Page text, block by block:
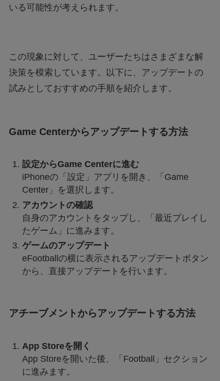
いる可能性が考えられます。
この現象に対して、ユーザーたちはさまざまな解
決策を模索しています。以下に、アップデートの
試みとしておすすめの手順を紹介します。
Game Centerからアップデートする方法
設定からGame Centerに進む
iPhoneの「設定」アプリを開き、「Game
Center」を選択します。
アカウントの確認
自身のアカウントをタップし、「最近プレイし
たゲーム」に進みます。
ゲームのアップデート
eFootballの横に表示されるアップデートボタン
から、直接アップデートを行います。
アチーブメントからアップデートする方法
App Storeを開く
App Storeを開いた後、「Football」セクション
に進みます。